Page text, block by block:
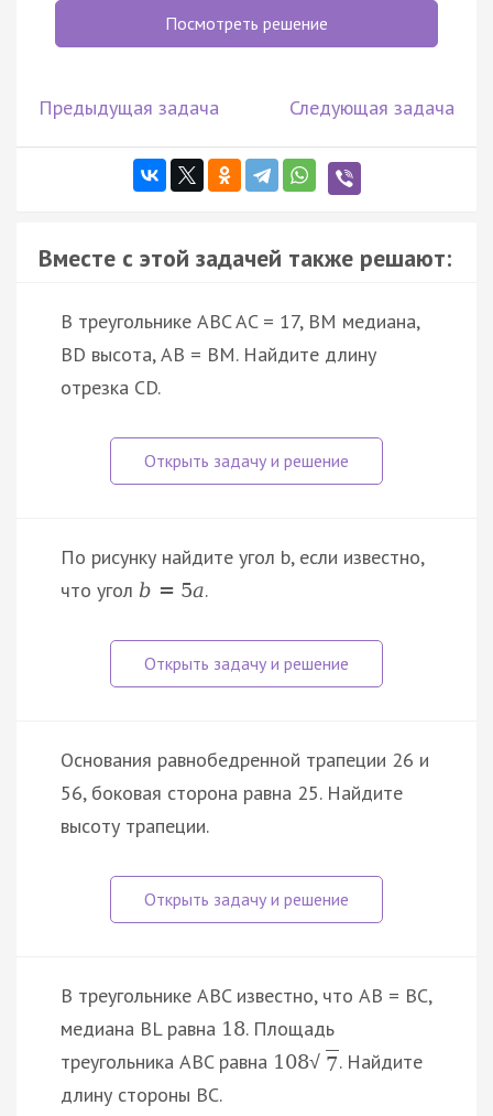
Посмотреть решение
Предыдущая задача Следующая задача
Вместе с этой задачей также решают:
В треугольнике ABC AC = 17, BM медиана,
BD высота, AB = BM. Найдите длину
отрезка CD.
По рисунку найдите угол b, если известно,
что угол b = 5a.
Основания равнобедренной трапеции 26 и
56, боковая сторона равна 25. Найдите
высоту трапеции.
В треугольнике ABC известно, что AB = BC,
медиана BL равна 18. Площадь
треугольника ABC равна 108√ 7. Найдите
длину стороны BC.